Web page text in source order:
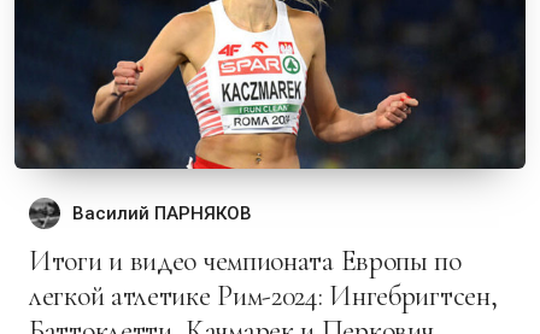
Василий ПАРНЯКОВ
Итоги и видео чемпионата Европы по
легкой атлетике Рим-2024: Ингебригтсен,